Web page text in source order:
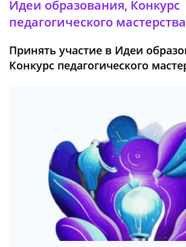
Идеи образования, Конкурс
педагогического мастерства
Принять участие в Идеи
Конкурс педагогического